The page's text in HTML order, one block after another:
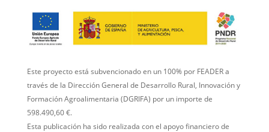
Este proyecto está subvencionado en un 100% por FEADER a
través de la Dirección General de Desarrollo Rural, Innovación y
Formación Agroalimentaria (DGRIFA) por un importe de
598.490,60 €.
Esta publicación ha sido realizada con el apoyo financiero de